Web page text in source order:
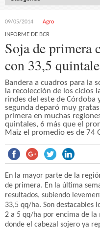
09/05/2014 Agro
INFORME DE BCR
Soja de primera
con 33,5
Bandera a cuadros para la
la recolección de los ciclos
rindes del este de Córdoba
segunda deparó muy
primera en muchas
quintales, 6 más que el
Maiz el promedio es de 74
En la mayor parte de la
de primera. En la última
resultados, subiendo
33,5 qq/ha. Son destacables
2 a 5 qq/ha por encima de la
donde el cabezal sojero ya